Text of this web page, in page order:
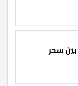
بين سحر